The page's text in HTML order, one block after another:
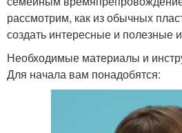
рассмотрим, как из обычных
создать интересные и полезные
Необходимые материалы и
Для начала вам понадобятся: